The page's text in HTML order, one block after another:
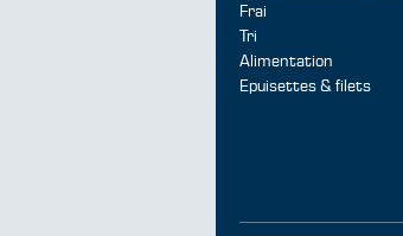
Frai
Tri
Alimentation
Epuisettes & filets